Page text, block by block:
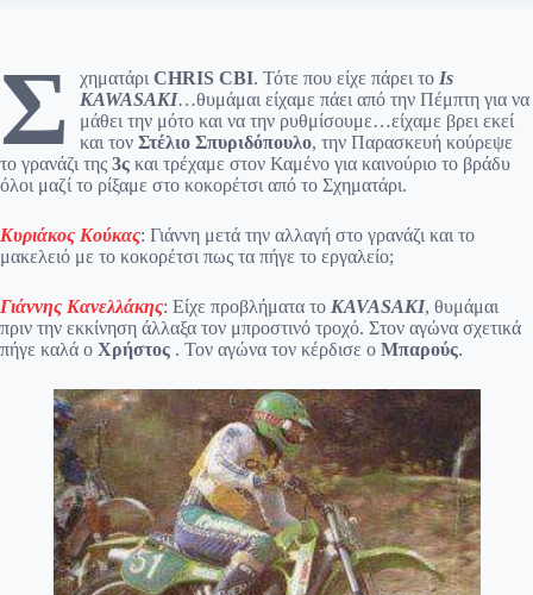
Σ χηματάρι CHRIS CBI. Τότε που είχε πάρει το Is
KAWASAKI…θυμάμαι είχαμε πάει από την Πέμπτη για να
μάθει την μότο και να την ρυθμίσουμε…είχαμε βρει εκεί
και τον Στέλιο Σπυριδόπουλο, την Παρασκευή κούρεψε
το γρανάζι της 3ς και τρέχαμε στον Καμένο για καινούριο το βράδυ
όλοι μαζί το ρίξαμε στο κοκορέτσι από το Σχηματάρι.
Κυριάκος Κούκας: Γιάννη μετά την αλλαγή στο γρανάζι και το
μακελειό με το κοκορέτσι πως τα πήγε το εργαλείο;
Γιάννης Κανελλάκης: Είχε προβλήματα το KAVASAKI, θυμάμαι
πριν την εκκίνηση άλλαξα τον μπροστινό τροχό. Στον αγώνα σχετικά
πήγε καλά ο Χρήστος . Τον αγώνα τον κέρδισε ο Μπαρούς.